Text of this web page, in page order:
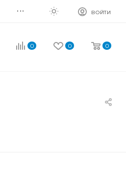
... ВОЙТИ
0 0 0